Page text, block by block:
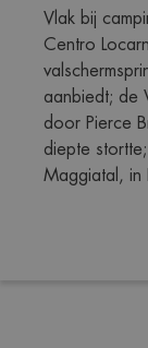
Vlak bij
Centro
aanbiedt; de
door Pierce
diepte
Maggiatal, in